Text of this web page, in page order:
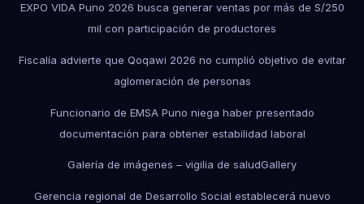
EXPO VIDA Puno 2026 busca generar ventas por más de S/250
mil con participación de productores
Fiscalía advierte que Qoqawi 2026 no cumplió objetivo de evitar
aglomeración de personas
Funcionario de EMSA Puno niega haber presentado
documentación para obtener estabilidad laboral
Galería de imágenes – vigilia de saludGallery
Gerencia regional de Desarrollo Social establecerá nuevo